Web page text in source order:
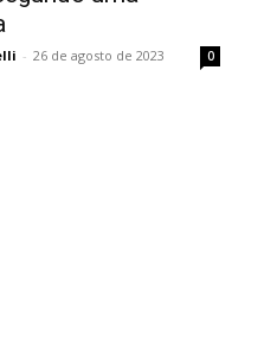
- 26 de agosto de 2023 0